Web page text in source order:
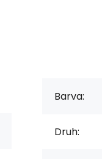
Barva:
Druh: